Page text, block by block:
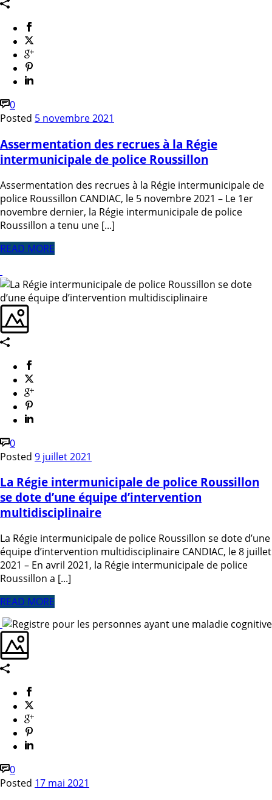
0
Posted 5 novembre 2021
Assermentation des recrues à la Régie
intermunicipale de police Roussillon
Assermentation des recrues à la Régie intermunicipale de
police Roussillon CANDIAC, le 5 novembre 2021 – Le 1er
novembre dernier, la Régie intermunicipale de police
Roussillon a tenu une [...]
READ MORE
0
Posted 9 juillet 2021
La Régie intermunicipale de police Roussillon
se dote d’une équipe d’intervention
multidisciplinaire
La Régie intermunicipale de police Roussillon se dote d’une
équipe d’intervention multidisciplinaire CANDIAC, le 8 juillet
2021 – En avril 2021, la Régie intermunicipale de police
Roussillon a [...]
READ MORE
0
Posted 17 mai 2021